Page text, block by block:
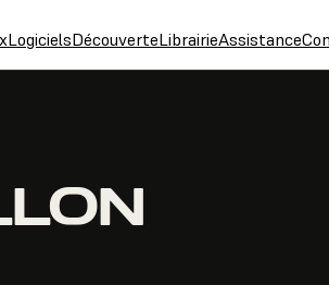
LogicielsDécouverteLibrairieAssistance